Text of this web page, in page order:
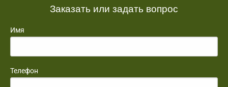
Заказать или задать вопрос
Имя
Телефон